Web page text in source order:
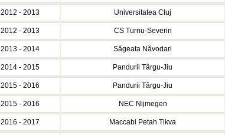
2012 - 2013 Universitatea Cluj
2012 - 2013 CS Turnu-Severin
2013 - 2014 Săgeata Năvodari
2014 - 2015 Pandurii Târgu-Jiu
2015 - 2016 Pandurii Târgu-Jiu
2015 - 2016 NEC Nijmegen
2016 - 2017 Maccabi Petah Tikva